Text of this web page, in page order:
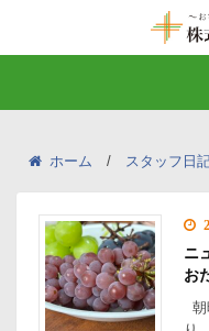
ホーム スタッフ日
ニ
お
朝